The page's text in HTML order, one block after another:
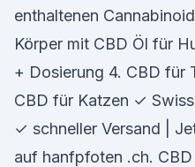
enthaltenen
Körper mit CBD Öl für
+ Dosierung 4. CBD
CBD für Katzen ✓
✓ schneller Versand |
auf hanfpfoten .ch.